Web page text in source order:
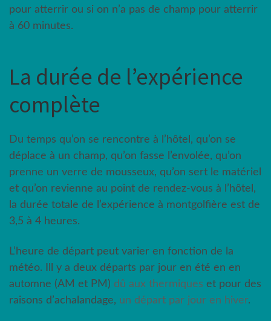
pour atterrir ou si on n’a pas de champ pour atterrir
à 60 minutes.
La durée de l’expérience
complète
Du temps qu’on se rencontre à l’hôtel, qu’on se
déplace à un champ, qu’on fasse l’envolée, qu’on
prenne un verre de mousseux, qu’on sert le matériel
et qu’on revienne au point de rendez-vous à l’hôtel,
la durée totale de l’expérience à montgolfière est de
3,5 à 4 heures.
L’heure de départ peut varier en fonction de la
météo. Ill y a deux départs par jour en été en en
automne (AM et PM) dû aux thermiques et pour des
raisons d’achalandage, un départ par jour en hiver.